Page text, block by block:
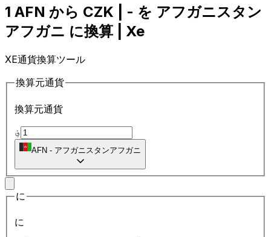
1 AFN から CZK | - を アフガニスタン
アフガニ に換算 | Xe
XE通貨換算ツール
換算元通貨
換算元通貨
؋
AFN - アフガニスタンアフガニ
に
に